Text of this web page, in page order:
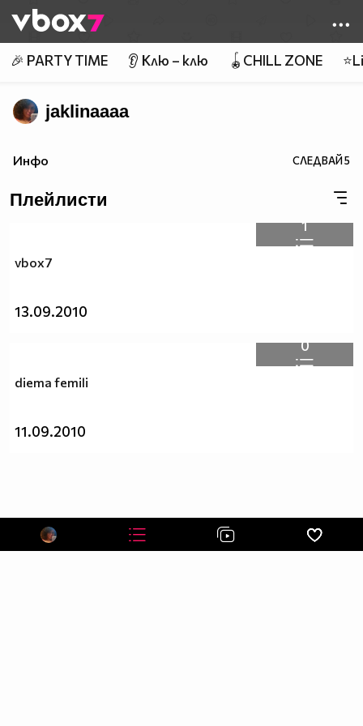
👾
🎉 PARTY TIME 👂 Клю – клю 🪀CHILL ZONE
jaklinaaaa
Инфо СЛЕДВАЙ5
Плейлисти
1
vbox7
13.09.2010
0
diema femili
11.09.2010